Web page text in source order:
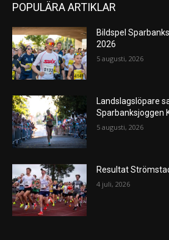
POPULÄRA ARTIKLAR
Bildspel
2026
5 augusti, 2026
Landslagslöpare
Sparbanksjoggen
5 augusti, 2026
Resultat
4 juli, 2026